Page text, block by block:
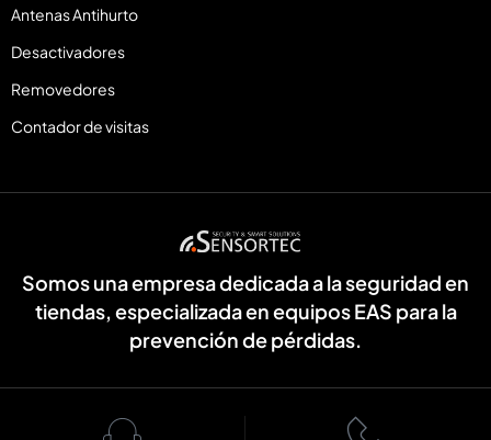
Somos una empresa dedicada a la seguridad en
tiendas, especializada en equipos EAS para la
prevención de pérdidas.
Antenas Antihurto
Desactivadores
Removedores
Contador de visitas